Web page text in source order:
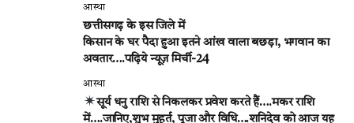
आस्था
छत्तीसगढ़ के इस जिले में
किसान के घर पैदा हुआ इतने आंख वाला बछड़ा, भगवान का
अवतार….पढ़िये न्यूज़ मिर्ची-24
आस्था
सूर्य धनु राशि से निकलकर प्रवेश करते हैं….मकर राशि
में….जानिए,शुभ मुहूर्त, पूजा और विधि….शनिदेव को आज यह